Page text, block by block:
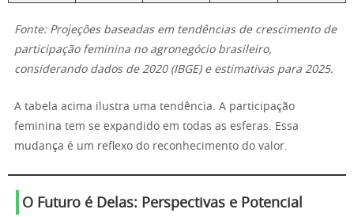
Fonte: Projeções baseadas em tendências de crescimento de
participação feminina no agronegócio brasileiro,
considerando dados de 2020 (IBGE) e estimativas para 2025.
A tabela acima ilustra uma tendência. A participação
feminina tem se expandido em todas as esferas. Essa
mudança é um reflexo do reconhecimento do valor.
O Futuro é Delas: Perspectivas e Potencial